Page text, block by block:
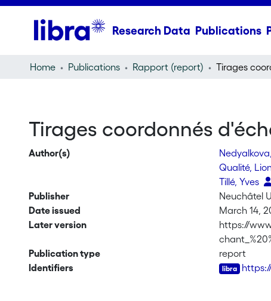
Research Data Publications
Home Publications Rapport (report)
Tirages coordonnés
Author(s)
Qualité,
Tillé, Yves
Publisher
Neuchâtel
Date issued
March 14,
Later version
https://
Publication type
report
Identifiers